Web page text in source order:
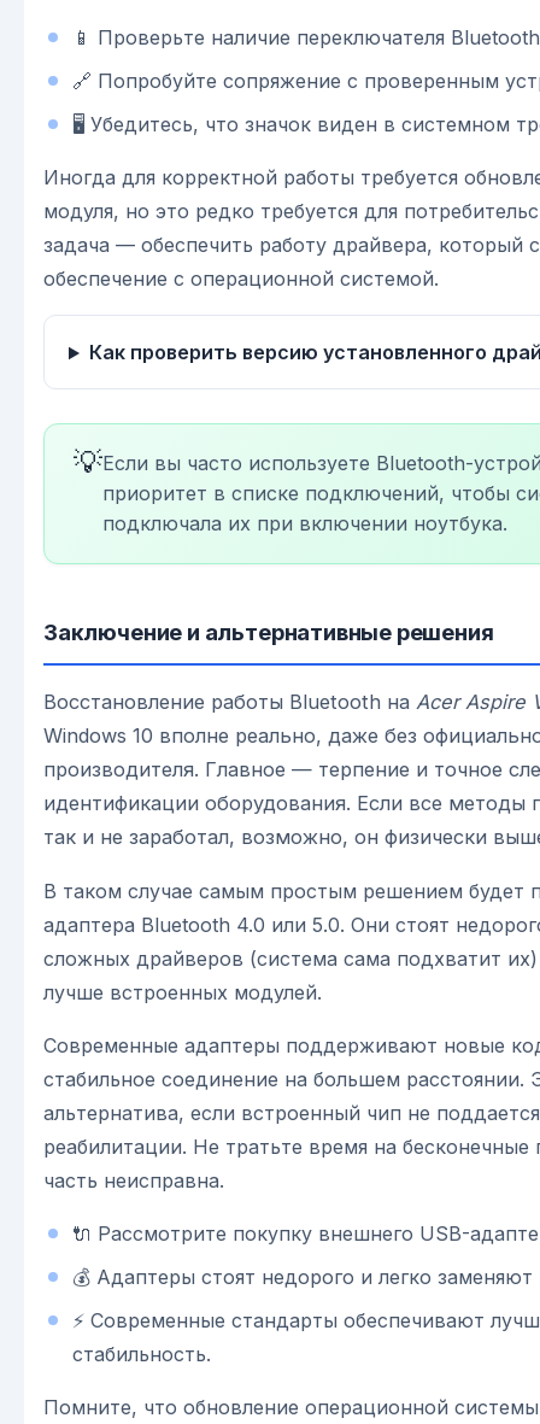
📱 Проверьте наличие переключателя
🔗 Попробуйте сопряжение с проверенным
🖥️ Убедитесь, что значок виден в системном
Иногда для корректной работы требуется
модуля, но это редко требуется для
задача — обеспечить работу драйвера, который
обеспечение с операционной системой.
Как проверить версию установленного
💡Если вы часто используете Bluetooth-
приоритет в списке подключений, чтобы
подключала их при включении ноутбука.
Заключение и альтернативные решения
Восстановление работы Bluetooth на Acer Aspire
Windows 10 вполне реально, даже без
производителя. Главное — терпение и точное
идентификации оборудования. Если все методы
так и не заработал, возможно, он физически
В таком случае самым простым решением будет
адаптера Bluetooth 4.0 или 5.0. Они стоят
сложных драйверов (система сама подхватит
лучше встроенных модулей.
Современные адаптеры поддерживают новые
стабильное соединение на большем расстоянии.
альтернатива, если встроенный чип не
реабилитации. Не тратьте время на бесконечные
часть неисправна.
🔌 Рассмотрите покупку внешнего USB-
💰 Адаптеры стоят недорого и легко
⚡ Современные стандарты обеспечивают
стабильность.
Помните, что обновление операционной